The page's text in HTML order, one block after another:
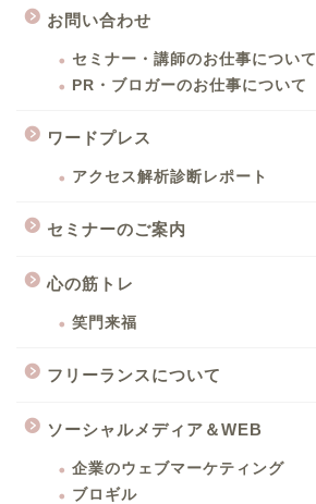
お問い合わせ
セミナー・講師のお仕事について
PR・ブロガーのお仕事について
ワードプレス
アクセス解析診断レポート
セミナーのご案内
心の筋トレ
笑門来福
フリーランスについて
ソーシャルメディア＆WEB
企業のウェブマーケティング
ブロギル